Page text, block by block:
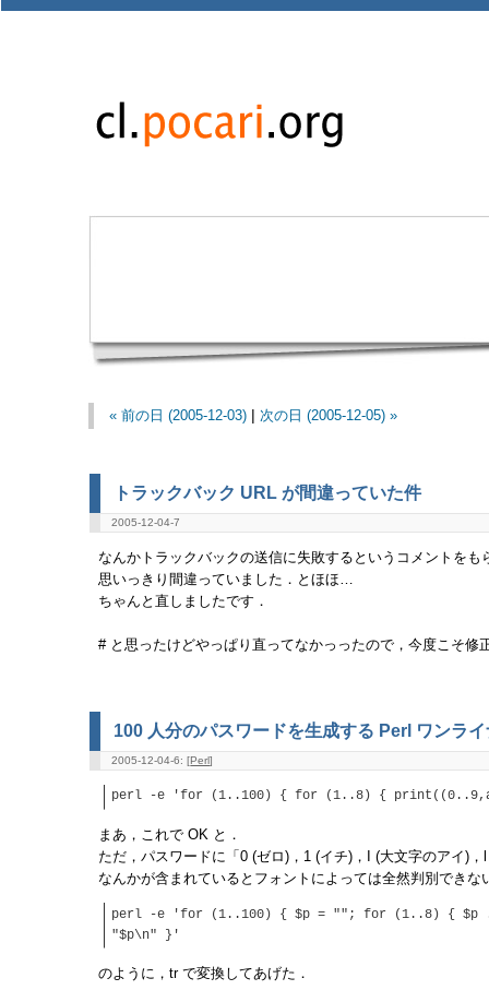
« 前の日 (2005-12-03)| 次の日 (2005-12-05) »
トラックバック URL が間違っていた件
2005-12-04-7
なんかトラックバックの送信に失敗するというコメントを
思いっきり間違っていました．とほほ…
ちゃんと直しましたです．
# と思ったけどやっぱり直ってなかっったので，今度こそ修
100 人分のパスワードを生成する Perl ワンラ
2005-12-04-6: [Perl]
perl -e 'for (1..100) { for (1..8) {
まあ，これで OK と．
ただ，パスワードに「0 (ゼロ)，1 (イチ)，I (大文字のアイ)
なんかが含まれているとフォントによっては全然判別できな
perl -e 'for (1..100) { $p = ""; for (1..8) { $p
"$p\n" }'
のように，tr で変換してあげた．